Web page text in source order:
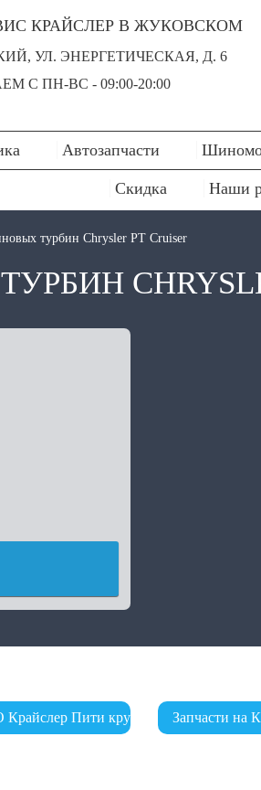
КРАЙСЛЕР В ЖУКОВСКОМ
УЛ. ЭНЕРГЕТИЧЕСКАЯ, Д. 6
С ПН-ВC - 09:00-20:00
Автозапчасти
Скидка Наши
турбин Chrysler PT Cruiser
Пити крузер Запчасти на